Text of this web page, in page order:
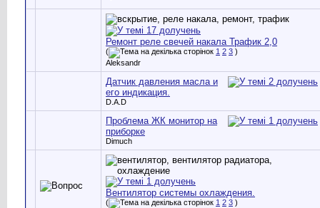
Ремонт реле свечей накала Трафик 2,0
( 1 2 3 )
Aleksandr
Датчик давления масла и
его индикация.
D.A.D
Проблема ЖК монитор на
приборке
Dimuch
Вентилятор системы охлаждения.
( 1 2 3 )